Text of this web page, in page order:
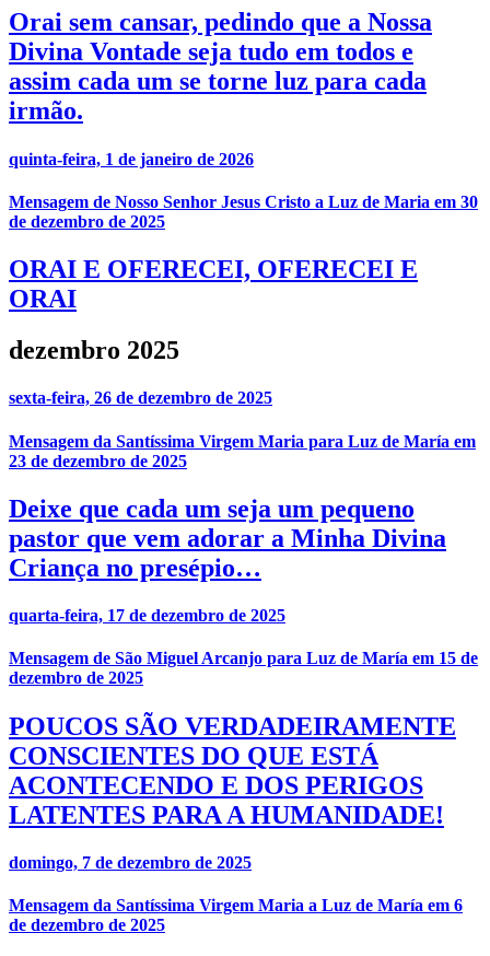
Orai sem cansar, pedindo que a Nossa
Divina Vontade seja tudo em todos e
assim cada um se torne luz para cada
irmão.
quinta-feira, 1 de janeiro de 2026
Mensagem de Nosso Senhor Jesus Cristo a Luz de Maria em 30
de dezembro de 2025
ORAI E OFERECEI, OFERECEI E
ORAI
dezembro 2025
sexta-feira, 26 de dezembro de 2025
Mensagem da Santíssima Virgem Maria para Luz de María em
23 de dezembro de 2025
Deixe que cada um seja um pequeno
pastor que vem adorar a Minha Divina
Criança no presépio…
quarta-feira, 17 de dezembro de 2025
Mensagem de São Miguel Arcanjo para Luz de María em 15 de
dezembro de 2025
POUCOS SÃO VERDADEIRAMENTE
CONSCIENTES DO QUE ESTÁ
ACONTECENDO E DOS PERIGOS
LATENTES PARA A HUMANIDADE!
domingo, 7 de dezembro de 2025
Mensagem da Santíssima Virgem Maria a Luz de María em 6
de dezembro de 2025